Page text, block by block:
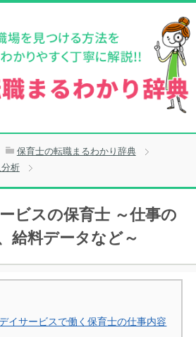
保育士の転職まるわかり辞典
析
ビスの保育士 ～仕事の
給料データなど～
イサービスで働く保育士の仕事内容